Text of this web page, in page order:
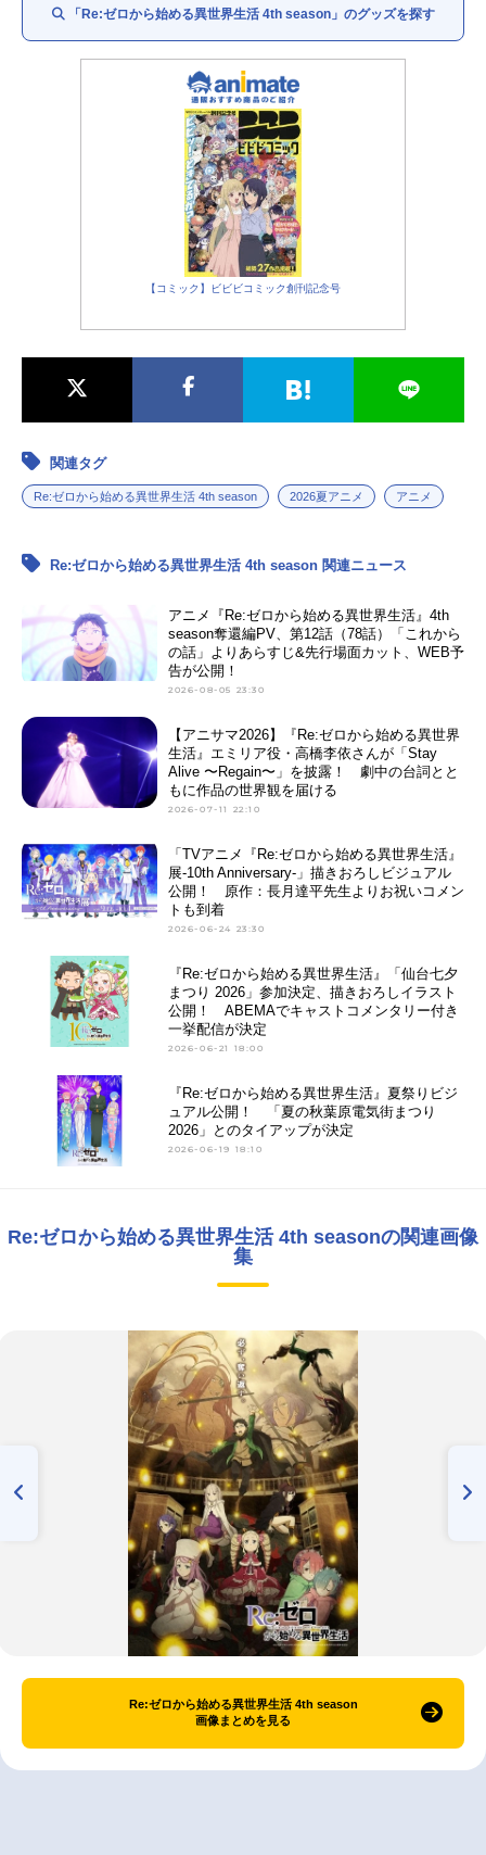
「Re:ゼロから始める異世界生活 4th season」のグッズを探す
【コミック】ビビビコミック創刊記念号
関連タグ
Re:ゼロから始める異世界生活 4th season 2026夏アニメ アニメ
Re:ゼロから始める異世界生活 4th season 関連ニュース
アニメ『Re:ゼロから始める異世界生活』4th
season奪還編PV、第12話（78話）「これから
の話」よりあらすじ&先行場面カット、WEB予
告が公開！
2026-08-05 23:30
【アニサマ2026】『Re:ゼロから始める異世界
生活』エミリア役・高橋李依さんが「Stay
Alive 〜Regain〜」を披露！ 劇中の台詞とと
もに作品の世界観を届ける
2026-07-11 22:10
「TVアニメ『Re:ゼロから始める異世界生活』
展-10th Anniversary-」描きおろしビジュアル
公開！ 原作：長月達平先生よりお祝いコメン
トも到着
2026-06-24 23:30
『Re:ゼロから始める異世界生活』「仙台七夕
まつり 2026」参加決定、描きおろしイラスト
公開！ ABEMAでキャストコメンタリー付き
一挙配信が決定
2026-06-21 18:00
『Re:ゼロから始める異世界生活』夏祭りビジ
ュアル公開！ 「夏の秋葉原電気街まつり
2026」とのタイアップが決定
2026-06-19 18:10
Re:ゼロから始める異世界生活 4th seasonの関連画像
集
Re:ゼロから始める異世界生活 4th season
画像まとめを見る